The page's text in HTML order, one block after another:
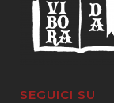
SEGUICI SU